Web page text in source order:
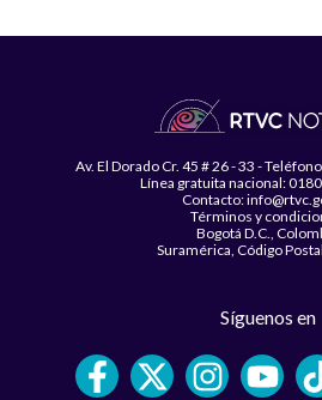
Av. El Dorado Cr. 45 # 26 - 33 -
Línea gratuita nacional:
Contacto:
Términos y
Bogotá D.C.,
Suramérica, Código
Síguenos en